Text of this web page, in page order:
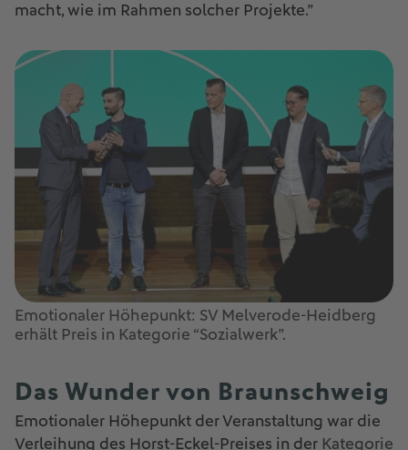
macht, wie im Rahmen solcher Projekte.”
Emotionaler Höhepunkt: SV Melverode-Heidberg
erhält Preis in Kategorie “Sozialwerk”.
Das Wunder von Braunschweig
Emotionaler Höhepunkt der Veranstaltung war die
Verleihung des Horst-Eckel-Preises in der Kategorie